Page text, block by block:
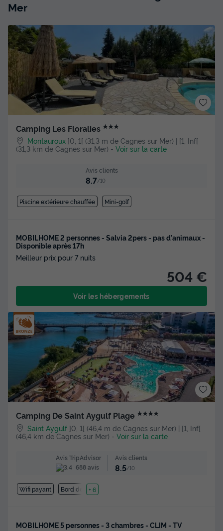
Mer
Camping Les Floralies ★★★
Montauroux ]0, 1[ (31,3 m de Cagnes sur Mer) | [1, Inf[
(31,3 km de Cagnes sur Mer) - Voir sur la carte
Avis clients
8.7/10
Piscine extérieure chauffée Mini-golf
MOBILHOME 2 personnes - Salvia 2pers - pas d'animaux -
Disponible après 17h
Meilleur prix pour 7 nuits
504 €
Voir les hébergements
Camping De Saint Aygulf Plage ★★★★
Saint Aygulf ]0, 1[ (46,4 m de Cagnes sur Mer) | [1, Inf[
(46,4 km de Cagnes sur Mer) - Voir sur la carte
Avis TripAdvisor
688 avis
Avis clients
8.5/10
Wifi payant Bord de mer
+ 6
MOBILHOME 5 personnes - 3 chambres - CLIM - TV